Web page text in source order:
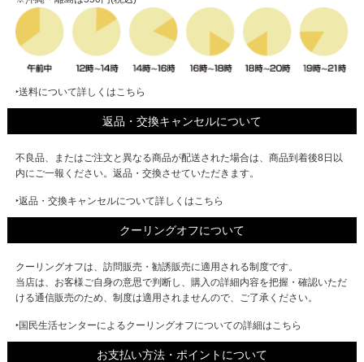
‣送料について詳しくはこちら
返品・交換キャンセルについて
不良品、またはご注文と異なる商品が配送された場合は、商品到着後8日以
内にご一報ください。返品・交換させていただきます。
‣返品・交換キャンセルについて詳しくはこちら
クーリングオフについて
クーリングオフは、訪問販売・勧誘販売に適用される制度です。
当店は、お客様ご自身の意思で判断し、購入の詳細内容を把握・確認いただ
ける通信販売のため、制度は適用されませんので、ご了承ください。
‣国民生活センターによるクーリングオフについての詳細はこちら
お支払い方法・ポイントについて